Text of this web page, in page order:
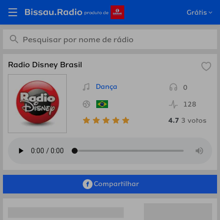
Grátis
Ouça Radio Disney Brasil,
Brasil em Bissau.Radio
Radio Disney Brasil
Dança
0
128
4.7 3 votos
Compartilhar